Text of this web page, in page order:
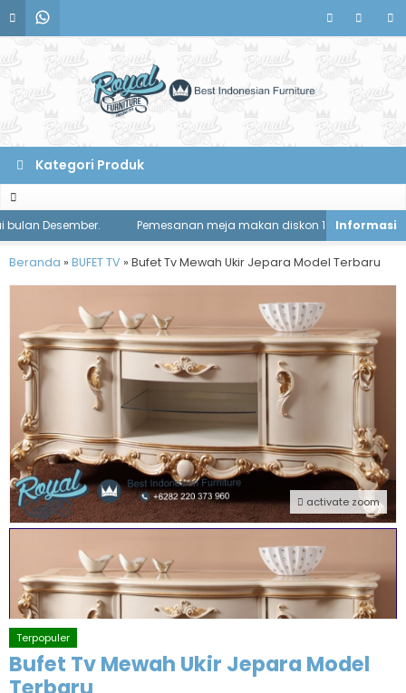
Kategori Produk
Desember. Pemesanan meja makan diskon 1 juta rupiah!
Beranda » BUFET TV » Bufet Tv Mewah Ukir Jepara Model Terbaru
activate zoom
Terpopuler
Bufet Tv Mewah Ukir Jepara Model